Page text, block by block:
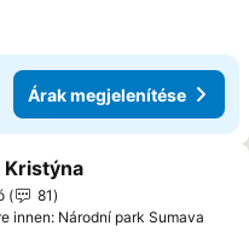
Árak megjelenítése
a kedvencekhez
Kristýna
81
innen: Národní park Sumava